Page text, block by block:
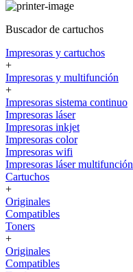
Buscador de cartuchos
Impresoras y cartuchos
+
Impresoras y multifunción
+
Impresoras sistema continuo
Impresoras láser
Impresoras inkjet
Impresoras color
Impresoras wifi
Impresoras láser multifunción
Cartuchos
+
Originales
Compatibles
Toners
+
Originales
Compatibles